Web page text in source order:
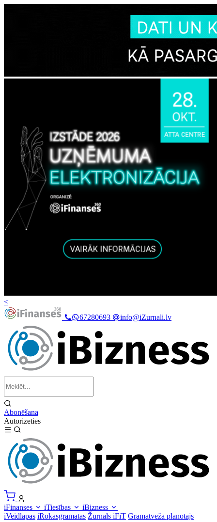
<
67280693
info@iZurnali.lv
Abonēšana
Autorizēties
iFinanses iTiesības
iBizness
iVeidlapas iRokasgrāmatas Žurnāls iFiT Grāmatveža plānotājs